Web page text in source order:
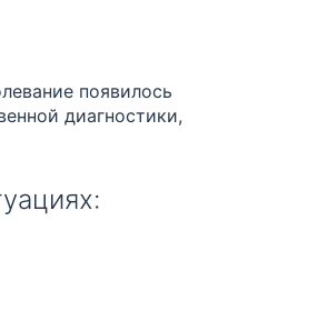
появилось
диагностики,